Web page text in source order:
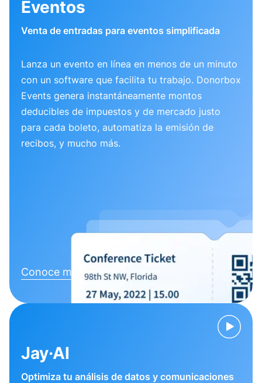
Eventos
Venta de entradas para eventos simplificada
Lanza un evento en línea en menos de un minuto
con un software que facilita tu trabajo. Donorbox
Events genera instantáneamente montos
deducibles de impuestos y de mercado justo
para cada boleto, automatiza la emisión de
recibos, y mucho más.
Conoce más
Jay·AI
Optimiza tu análisis de datos y comunicaciones